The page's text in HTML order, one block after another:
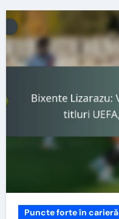
Puncte forte în carieră